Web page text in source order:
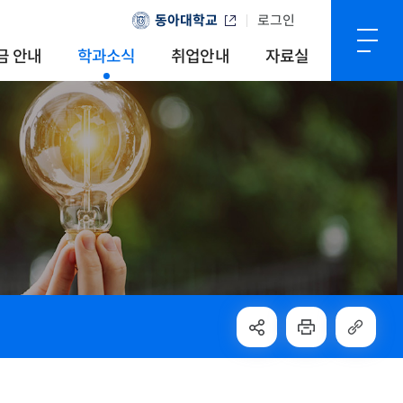
동아대학교 로그인
안내 학과소식 취업안내 자료실